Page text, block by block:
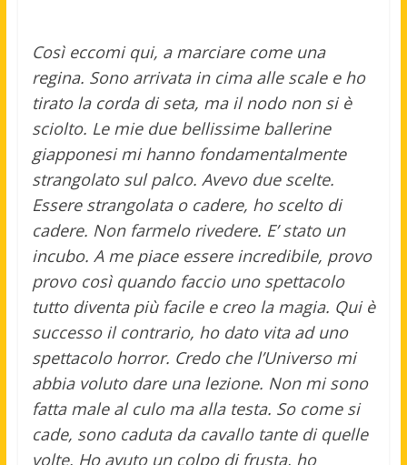
Così eccomi qui, a marciare come una
regina. Sono arrivata in cima alle scale e ho
tirato la corda di seta, ma il nodo non si è
sciolto. Le mie due bellissime ballerine
giapponesi mi hanno fondamentalmente
strangolato sul palco. Avevo due scelte.
Essere strangolata o cadere, ho scelto di
cadere. Non farmelo rivedere. E’ stato un
incubo. A me piace essere incredibile, provo
provo così quando faccio uno spettacolo
tutto diventa più facile e creo la magia. Qui è
successo il contrario, ho dato vita ad uno
spettacolo horror. Credo che l’Universo mi
abbia voluto dare una lezione. Non mi sono
fatta male al culo ma alla testa. So come si
cade, sono caduta da cavallo tante di quelle
volte. Ho avuto un colpo di frusta, ho